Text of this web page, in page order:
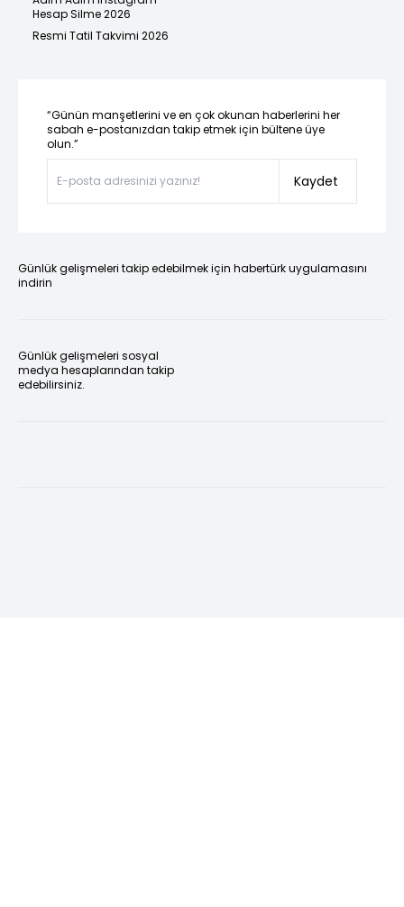
Hesap Silme 2026
Resmi Tatil Takvimi 2026
“Günün manşetlerini ve en çok okunan haberlerini her
sabah e-postanızdan takip etmek için bültene üye
olun.”
Kaydet
Günlük gelişmeleri takip edebilmek için habertürk uygulamasını
indirin
Günlük gelişmeleri sosyal
medya hesaplarından takip
edebilirsiniz.